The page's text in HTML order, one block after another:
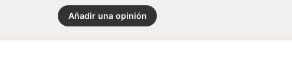
Añadir una opinión